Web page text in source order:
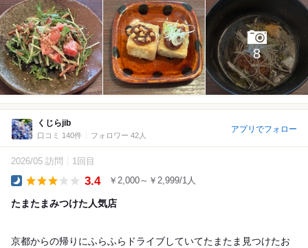
8
くじらjib
口コミ 140件 フォロワー 42人
アプリでフォロー
2026/05 訪問 1回目
3.4 ￥2,000～￥2,999/1人
たまたまみつけた人気店
京都からの帰りにふらふらドライブしていてたまたま見つけたお